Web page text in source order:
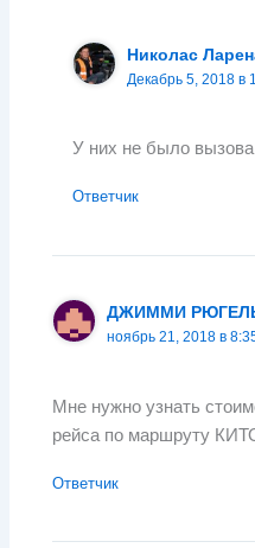
Николас
Декабрь 5, 2018 в
У них не было
Ответчик
ДЖИММИ
ноябрь 21, 2018 в
Мне нужно узнать
рейса по маршруту
Ответчик